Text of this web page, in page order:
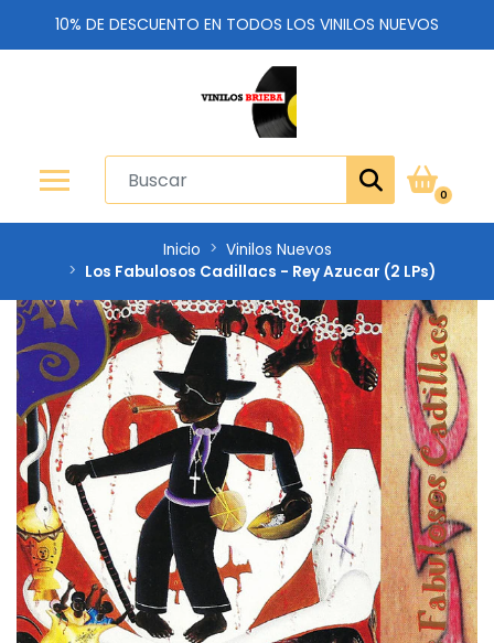
10% DE DESCUENTO EN TODOS LOS VINILOS NUEVOS
0
Inicio
Vinilos Nuevos
Los Fabulosos Cadillacs - Rey Azucar (2 LPs)